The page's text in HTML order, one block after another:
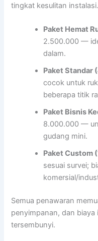
tingkat kesulitan
Paket Hemat
2.500.000 —
dalam.
Paket Standar
cocok untuk
beberapa titik
Paket Bisnis
8.000.000 —
gudang mini.
Paket Custom
sesuai survei;
komersial/
Semua penawaran
penyimpanan, dan
tersembunyi.